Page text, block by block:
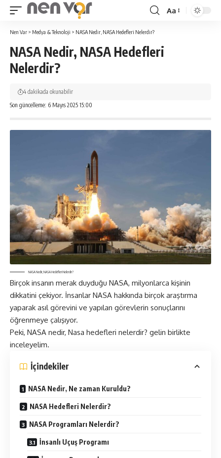
Yazı
Aa
Nen Var > Medya & Teknoloji > NASA Nedir, NASA Hedefleri Nelerdir?
NASA Nedir, NASA Hedefleri
Nelerdir?
Son güncelleme: 6 Mayıs 2025 15:00
4 dakikada okunabilir
NASA Nedir, NASA Hedefleri Nelerdir?
Birçok insanın merak duyduğu NASA, milyonlarca kişinin
dikkatini çekiyor. İnsanlar NASA hakkında birçok araştırma
yaparak asıl görevini ve yapılan görevlerin sonuçlarını
öğrenmeye çalışıyor.
Peki, NASA nedir, Nasa hedefleri nelerdir? gelin birlikte
inceleyelim.
İçindekiler
NASA Nedir, Ne zaman Kuruldu?
NASA Hedefleri Nelerdir?
NASA Programları Nelerdir?
İnsanlı Uçuş Programı